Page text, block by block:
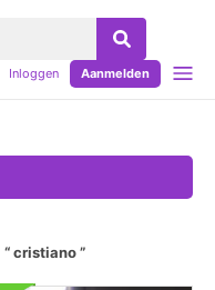
Inloggen Aanmelden
cristiano